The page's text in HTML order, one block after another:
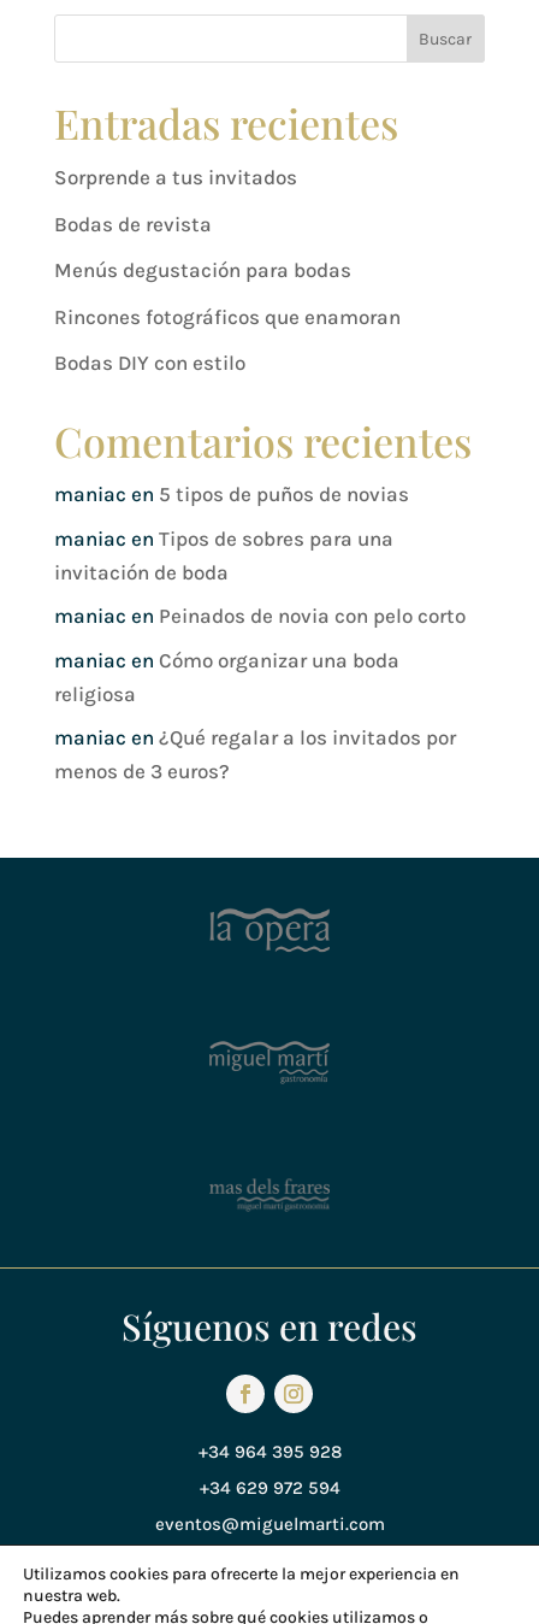
Buscar
Entradas recientes
Sorprende a tus invitados
Bodas de revista
Menús degustación para bodas
Rincones fotográficos que enamoran
Bodas DIY con estilo
Comentarios recientes
maniac en 5 tipos de puños de novias
maniac en Tipos de sobres para una
invitación de boda
maniac en Peinados de novia con pelo corto
maniac en Cómo organizar una boda
religiosa
maniac en ¿Qué regalar a los invitados por
menos de 3 euros?
Síguenos en redes
+34 964 395 928
+34 629 972 594
eventos@miguelmarti.com
Política de Privacidad
Utilizamos cookies para ofrecerte la mejor experiencia en
nuestra web.
Puedes aprender más sobre qué cookies utilizamos o